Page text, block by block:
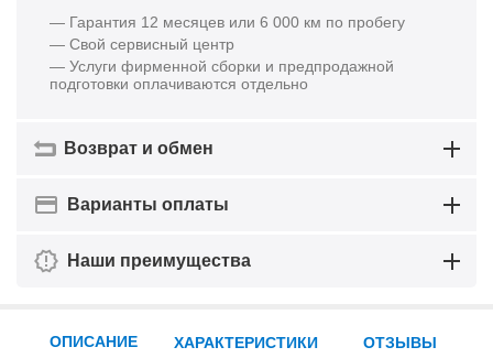
— Гарантия 12 месяцев или 6 000 км по пробегу
— Свой сервисный центр
— Услуги фирменной сборки и предпродажной
подготовки оплачиваются отдельно
Возврат и обмен
Варианты оплаты
Наши преимущества
ОПИСАНИЕ ХАРАКТЕРИСТИКИ ОТЗЫВЫ